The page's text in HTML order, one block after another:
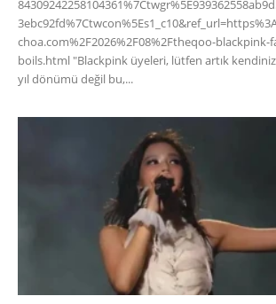
choa.com%2F2026%2F08%2Ftheqoo-
boils.html "Blackpink üyeleri, lütfen artık
yıl dönümü değil bu,...